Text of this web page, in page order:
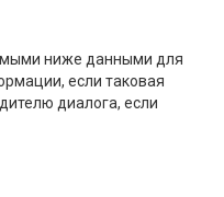
ниже данными для
если таковая
диалога, если